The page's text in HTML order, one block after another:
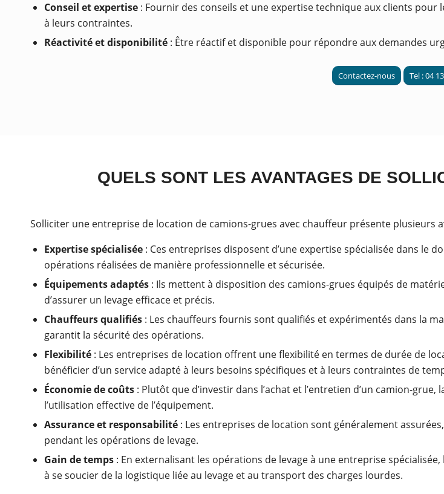
Conseil et expertise : Fournir des conseils et une expertise technique aux clients
à leurs contraintes.
Réactivité et disponibilité : Être réactif et disponible pour répondre aux demandes
Contactez-nous Tel : 04
QUELS SONT LES AVANTAGES DE
Solliciter une entreprise de location de camions-grues avec chauffeur présente plusieurs
Expertise spécialisée : Ces entreprises disposent d’une expertise spécialisée dans le
opérations réalisées de manière professionnelle et sécurisée.
Équipements adaptés : Ils mettent à disposition des camions-grues équipés de
d’assurer un levage efficace et précis.
Chauffeurs qualifiés : Les chauffeurs fournis sont qualifiés et expérimentés dans la
garantit la sécurité des opérations.
Flexibilité : Les entreprises de location offrent une flexibilité en termes de durée de
bénéficier d’un service adapté à leurs besoins spécifiques et à leurs contraintes de
Économie de coûts : Plutôt que d’investir dans l’achat et l’entretien d’un camion-
l’utilisation effective de l’équipement.
Assurance et responsabilité : Les entreprises de location sont généralement
pendant les opérations de levage.
Gain de temps : En externalisant les opérations de levage à une entreprise
à se soucier de la logistique liée au levage et au transport des charges lourdes.